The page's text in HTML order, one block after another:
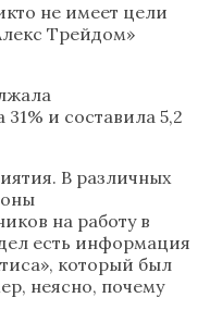
не имеет цели
Трейдом»
и составила 5,2
В различных
на работу в
есть информация
который был
неясно, почему